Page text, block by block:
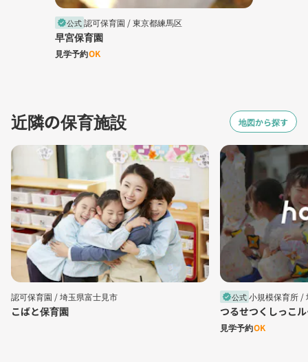
verified公式認可保育園 /東京都練馬区
早宮保育園
見学予約OK
近隣の保育施設 地図から探す
認可保育園 /埼玉県富士見市
こばと保育園
verified公式小規模保育所 /
つるせつくしっこ
見学予約OK